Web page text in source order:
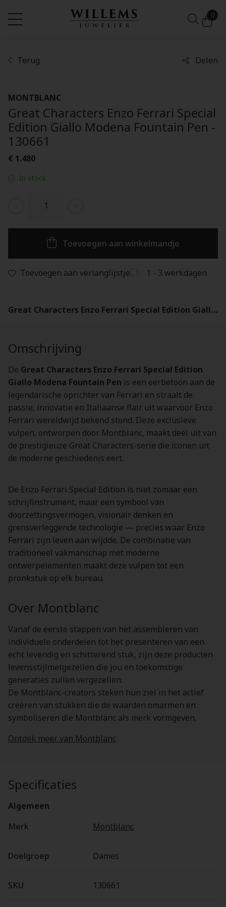
0
Terug Delen
MONTBLANC
Great Characters Enzo Ferrari Special
Edition Giallo Modena Fountain Pen -
130661
€ 1.480
In stock
Toevoegen aan winkelmandje
Toevoegen aan verlanglijstje 1 - 3 werkdagen
Great Characters Enzo Ferrari Special Edition Giallo Modena Fountain Pen - 130661
Omschrijving
De Great Characters Enzo Ferrari Special Edition
Giallo Modena Fountain Pen is een eerbetoon aan de
legendarische oprichter van Ferrari en straalt de
passie, innovatie en Italiaanse flair uit waarvoor Enzo
Ferrari wereldwijd bekend stond. Deze exclusieve
vulpen, ontworpen door Montblanc, maakt deel uit van
de prestigieuze Great Characters-serie die iconen uit
de moderne geschiedenis eert.
De Enzo Ferrari Special Edition is niet zomaar een
schrijfinstrument, maar een symbool van
doorzettingsvermogen, visionair denken en
grensverleggende technologie — precies waar Enzo
Ferrari zijn leven aan wijdde. De combinatie van
traditioneel vakmanschap met moderne
ontwerpelementen maakt deze vulpen tot een
pronkstuk op elk bureau.
Over Montblanc
Vanaf de eerste stappen van het assembleren van
individuele onderdelen tot het presenteren van een
echt levendig en schitterend stuk, zijn deze producten
levensstijlmetgezellen die jou en toekomstige
generaties zullen vergezellen.
De Montblanc-creators steken hun ziel in het actief
creëren van stukken die de waarden omarmen en
symboliseren die Montblanc als merk vormgeven.
Ontdek meer van Montblanc
Specificaties
Algemeen
Merk
Montblanc
Doelgroep Dames
SKU 130661